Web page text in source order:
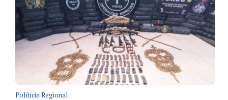
Políticia Regional